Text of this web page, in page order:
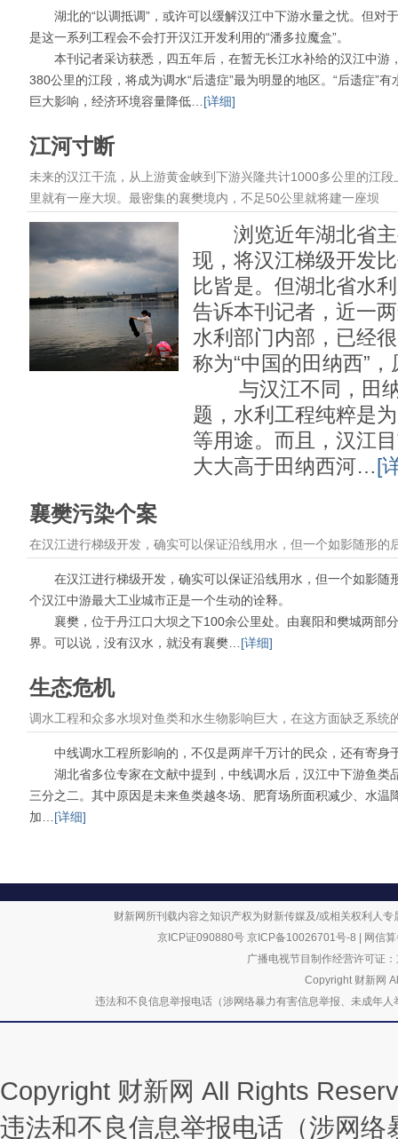
湖北的“以调抵调”，或许可以缓解汉江中下游水量之忧。但对
是这一系列工程会不会打开汉江开发利用的“潘多拉魔盒”。
本刊记者采访获悉，四五年后，在暂无长江水补给的汉江中游
380公里的江段，将成为调水“后遗症”最为明显的地区。“后遗症”
巨大影响，经济环境容量降低… [详细]
江河寸断
未来的汉江干流，从上游黄金峡到下游兴隆共计1000多公里的江
里就有一座大坝。最密集的襄樊境内，不足50公里就将建一座坝
浏览近年湖北省主
现，将汉江梯级开发
比皆是。但湖北省水
告诉本刊记者，近一
水利部门内部，已经
称为“中国的田纳西”
与汉江不同，田纳
题，水利工程纯粹是
等用途。而且，汉江
大大高于田纳西河… [
襄樊污染个案
在汉江进行梯级开发，确实可以保证沿线用水，但一个如影随形的
在汉江进行梯级开发，确实可以保证沿线用水，但一个如影随
个汉江中游最大工业城市正是一个生动的诠释。
襄樊，位于丹江口大坝之下100余公里处。由襄阳和樊城两部
界。可以说，没有汉水，就没有襄樊… [详细]
生态危机
调水工程和众多水坝对鱼类和水生物影响巨大，在这方面缺乏系统
中线调水工程所影响的，不仅是两岸千万计的民众，还有寄身
湖北省多位专家在文献中提到，中线调水后，汉江中下游鱼类
三分之二。其中原因是未来鱼类越冬场、肥育场所面积减少、水温
加… [详细]
财新网所刊载内容之知识产权为财新传媒及/或相关权利人
京ICP证090880号 京ICP备10026701号-8
网信
广播电视节目制作经营许可证
Copyright 财新网
违法和不良信息举报电话（涉网络暴力有害信息举报、未成
Copyright 财新网 All Rights
违法和不良信息举报电话（涉网